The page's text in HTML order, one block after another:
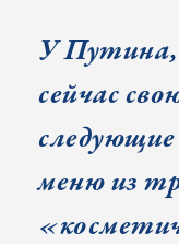
У Путина,
сейчас
меню из